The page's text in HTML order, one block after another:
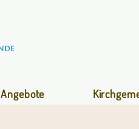
Angebote